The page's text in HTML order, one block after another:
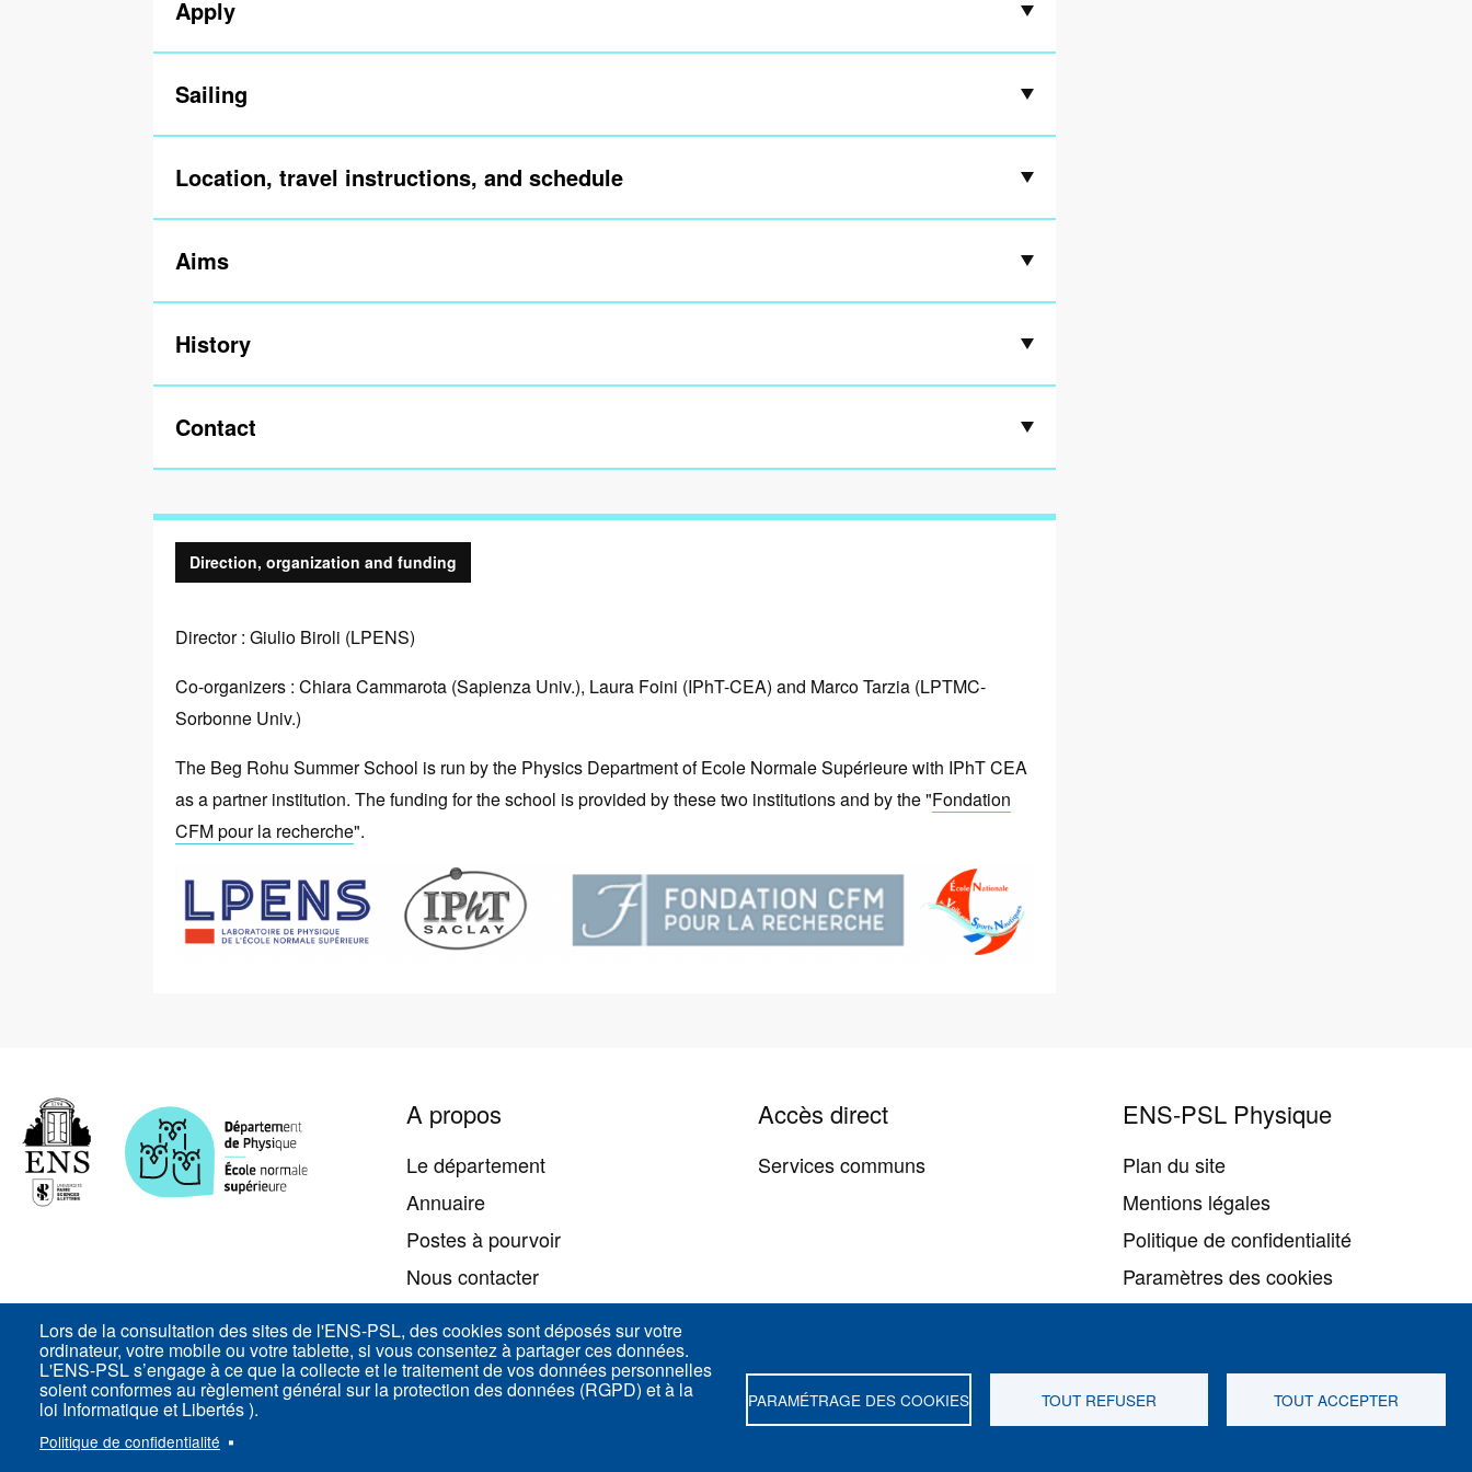
Apply
Sailing
Location, travel instructions, and schedule
Aims
History
Contact
Direction, organization and funding
Direction,
and
funding
Director : Giulio Biroli (LPENS)
Co-organizers : Chiara Cammarota (Sapienza Univ.), Laura Foini (IPhT-CEA) and Marco Tarzia (LPTMC-
Sorbonne Univ.)
The Beg Rohu Summer School is run by the Physics Department of Ecole Normale Supérieure with IPhT CEA
as a partner institution. The funding for the school is provided by these two institutions and by the "Fondation
CFM pour la recherche".
Lors de la consultation des sites de l'ENS-PSL, des cookies sont déposés sur votre
ordinateur, votre mobile ou votre tablette, si vous consentez à partager ces données.
L'ENS-PSL s’engage à ce que la collecte et le traitement de vos données personnelles
soient conformes au règlement général sur la protection des données (RGPD) et à la
loi Informatique et Libertés ).
Politique de confidentialité
PARAMÉTRAGE DES COOKIES TOUT REFUSER TOUT ACCEPTER
A propos
Le département
Annuaire
Postes à pourvoir
Nous contacter
Accès
Accès direct
Services communs
ENS-PSL Physique
Plan du site
Mentions légales
Politique de confidentialité
Paramètres des cookies
ENS-PSL Département de physique - 24, rue Lhomond 75005 Paris - France Suivez-nous sur Youtube